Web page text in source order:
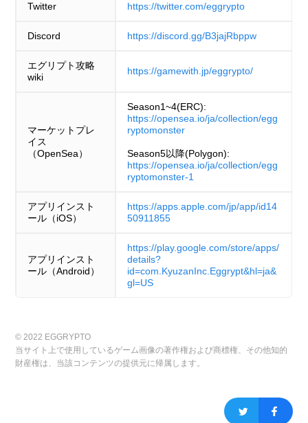
Twitter https://twitter.com/eggrypto
Discord https://discord.gg/B3jajRbppw
エグリプト攻略
wiki
https://gamewith.jp/eggrypto/
マーケットプレ
イス
（OpenSea）
Season1~4(ERC):
https://opensea.io/ja/collection/egg
ryptomonster
Season5以降(Polygon):
https://opensea.io/ja/collection/egg
ryptomonster-1
アプリインスト
ール（iOS）
https://apps.apple.com/jp/app/id14
50911855
アプリインスト
ール（Android）
https://play.google.com/store/apps/
details?
id=com.KyuzanInc.Eggrypt&hl=ja&
gl=US
© 2022 EGGRYPTO
当サイト上で使用しているゲーム画像の著作権および商標権、その他知的
財産権は、当該コンテンツの提供元に帰属します。